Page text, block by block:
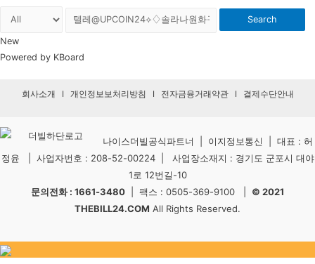
Search
New
Powered by KBoard
회사소개 I 개인정보보처리방침 I 전자금융거래약관I 결제수단안내
나이스더빌공식파트너 | 이지정보통신 | 대표 : 허
정윤 | 사업자번호 : 208-52-00224 | 사업장소재지 : 경기도 군포시 대야
1로 12번길-10
문의전화 : 1661-3480 | 팩스 : 0505-369-9100 | © 2021
THEBILL24.COM All Rights Reserved.